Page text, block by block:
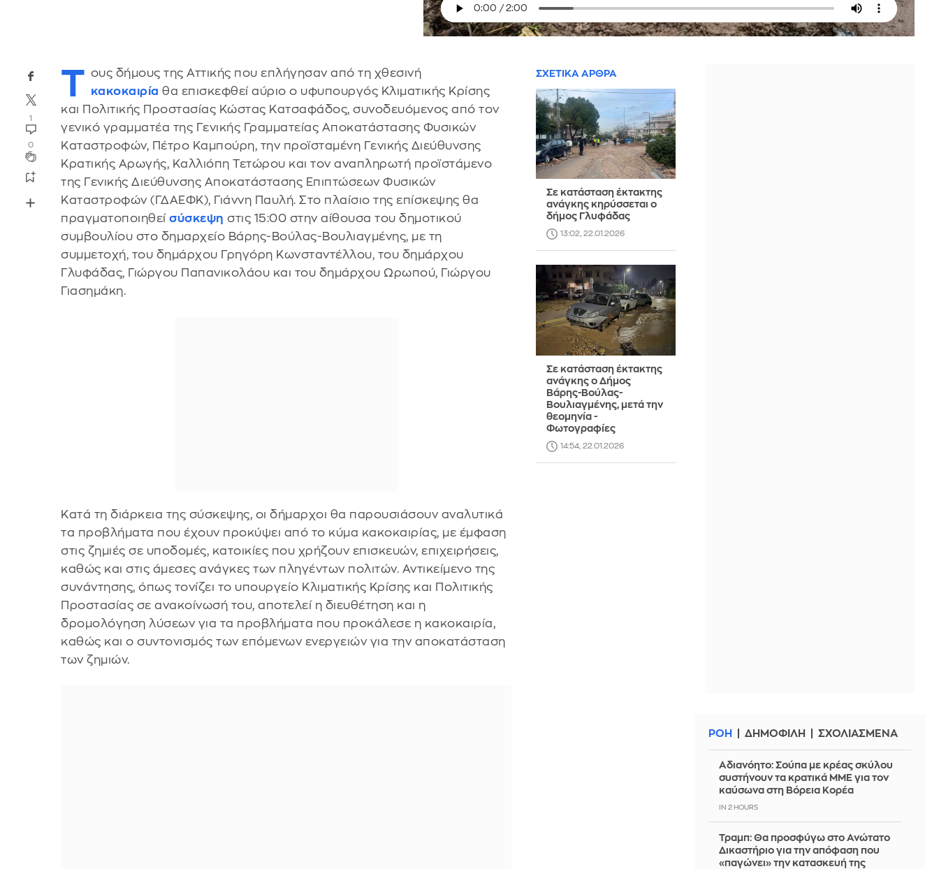
1
0
Τ ους δήμους της Αττικής που επλήγησαν από τη χθεσινή
κακοκαιρία θα επισκεφθεί αύριο ο υφυπουργός Κλιματικής Κρίσης
και Πολιτικής Προστασίας Κώστας Κατσαφάδος, συνοδευόμενος από τον
γενικό γραμματέα της Γενικής Γραμματείας Αποκατάστασης Φυσικών
Καταστροφών, Πέτρο Καμπούρη, την προϊσταμένη Γενικής Διεύθυνσης
Κρατικής Αρωγής, Καλλιόπη Τετώρου και τον αναπληρωτή προϊστάμενο
της Γενικής Διεύθυνσης Αποκατάστασης Επιπτώσεων Φυσικών
Καταστροφών (ΓΔΑΕΦΚ), Γιάννη Παυλή. Στο πλαίσιο της επίσκεψης θα
πραγματοποιηθείσύσκεψη στις 15:00 στην αίθουσα του δημοτικού
συμβουλίου στο δημαρχείο Βάρης-Βούλας-Βουλιαγμένης, με τη
συμμετοχή, του δημάρχου Γρηγόρη Κωνσταντέλλου, του δημάρχου
Γλυφάδας, Γιώργου Παπανικολάου και του δημάρχου Ωρωπού, Γιώργου
Γιασημάκη.
Κατά τη διάρκεια της σύσκεψης, οι δήμαρχοι θα παρουσιάσουν αναλυτικά
τα προβλήματα που έχουν προκύψει από το κύμα κακοκαιρίας, με έμφαση
στις ζημιές σε υποδομές, κατοικίες που χρήζουν επισκευών, επιχειρήσεις,
καθώς και στις άμεσες ανάγκες των πληγέντων πολιτών. Αντικείμενο της
συνάντησης, όπως τονίζει το υπουργείο Κλιματικής Κρίσης και Πολιτικής
Προστασίας σε ανακοίνωσή του, αποτελεί η διευθέτηση και η
δρομολόγηση λύσεων για τα προβλήματα που προκάλεσε η κακοκαιρία,
καθώς και ο συντονισμός των επόμενων ενεργειών για την αποκατάσταση
των ζημιών.
ΣΧΕΤΙΚΑ ΑΡΘΡΑ
Σε κατάσταση έκτακτης
ανάγκης κηρύσσεται ο
δήμος Γλυφάδας
13:02, 22.01.2026
Σε κατάσταση έκτακτης
ανάγκης ο Δήμος
Βάρης-Βούλας-
Βουλιαγμένης, μετά την
θεομηνία -
Φωτογραφίες
14:54, 22.01.2026
ΡΟΗ ΔΗΜΟΦΙΛΗ ΣΧΟΛΙΑΣΜΕΝΑ
Αδιανόητο: Σούπα με κρέας σκύλου
συστήνουν τα κρατικά ΜΜΕ για τον
καύσωνα στη Βόρεια Κορέα
IN 2 HOURS
Τραμπ: Θα προσφύγω στο Ανώτατο
Δικαστήριο για την απόφαση που
«παγώνει» την κατασκευή της